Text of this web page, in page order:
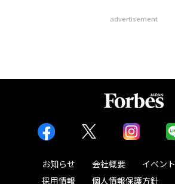
advertisement
お知らせ 会社概要 イベント
採用情報
個人情報保護方針